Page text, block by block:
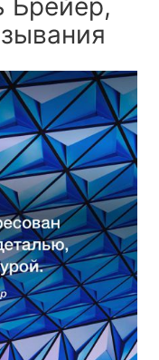
Брёйер,